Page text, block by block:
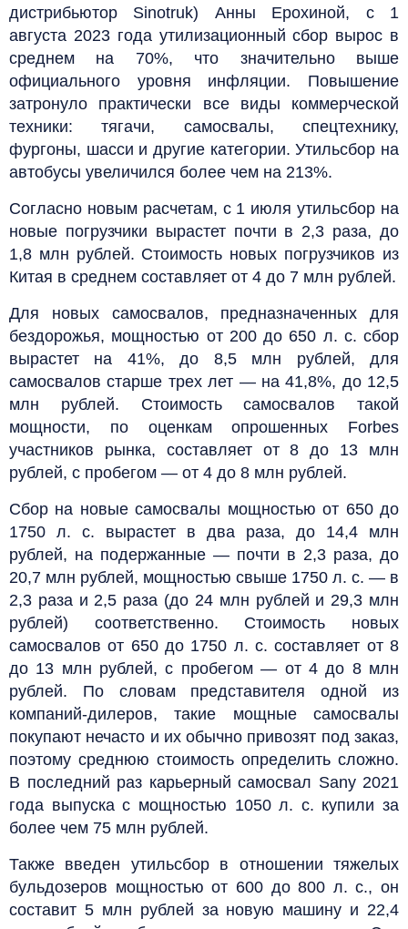
дистрибьютор Sinotruk) Анны Ерохиной, с 1
августа 2023 года утилизационный сбор вырос в
среднем на 70%, что значительно выше
официального уровня инфляции. Повышение
затронуло практически все виды коммерческой
техники: тягачи, самосвалы, спецтехнику,
фургоны, шасси и другие категории. Утильсбор на
автобусы увеличился более чем на 213%.
Согласно новым расчетам, с 1 июля утильсбор на
новые погрузчики вырастет почти в 2,3 раза, до
1,8 млн рублей. Стоимость новых погрузчиков из
Китая в среднем составляет от 4 до 7 млн рублей.
Для новых самосвалов, предназначенных для
бездорожья, мощностью от 200 до 650 л. с. сбор
вырастет на 41%, до 8,5 млн рублей, для
самосвалов старше трех лет — на 41,8%, до 12,5
млн рублей. Стоимость самосвалов такой
мощности, по оценкам опрошенных Forbes
участников рынка, составляет от 8 до 13 млн
рублей, с пробегом — от 4 до 8 млн рублей.
Сбор на новые самосвалы мощностью от 650 до
1750 л. с. вырастет в два раза, до 14,4 млн
рублей, на подержанные — почти в 2,3 раза, до
20,7 млн рублей, мощностью свыше 1750 л. с. — в
2,3 раза и 2,5 раза (до 24 млн рублей и 29,3 млн
рублей) соответственно. Стоимость новых
самосвалов от 650 до 1750 л. с. составляет от 8
до 13 млн рублей, с пробегом — от 4 до 8 млн
рублей. По словам представителя одной из
компаний-дилеров, такие мощные самосвалы
покупают нечасто и их обычно привозят под заказ,
поэтому среднюю стоимость определить сложно.
В последний раз карьерный самосвал Sany 2021
года выпуска с мощностью 1050 л. с. купили за
более чем 75 млн рублей.
Также введен утильсбор в отношении тяжелых
бульдозеров мощностью от 600 до 800 л. с., он
составит 5 млн рублей за новую машину и 22,4